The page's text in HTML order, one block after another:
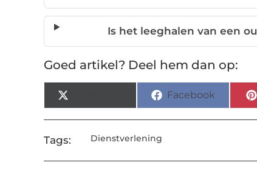
Is het leeghalen van een
Goed artikel? Deel hem dan op:
Facebook
Tags: Dienstverlening